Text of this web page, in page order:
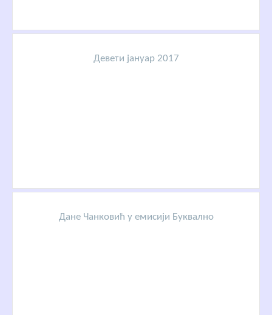
Девети јануар 2017
Дане Чанковић у емисији Буквално